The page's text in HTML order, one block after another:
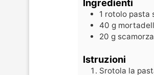
Ingredienti
1 rotolo pasta
40 g
20 g
Istruzioni
Srotola la